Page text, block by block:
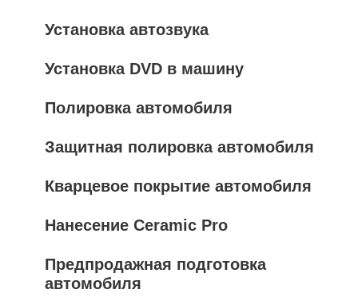
Установка автозвука
Установка DVD в машину
Полировка автомобиля
Защитная полировка автомобиля
Кварцевое покрытие автомобиля
Нанесение Ceramic Pro
Предпродажная подготовка
автомобиля